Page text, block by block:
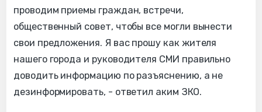
проводим приемы граждан, встречи,
общественный совет, чтобы все могли вынести
свои предложения. Я вас прошу как жителя
нашего города и руководителя СМИ правильно
доводить информацию по разъяснению, а не
дезинформировать, - ответил аким ЗКО.